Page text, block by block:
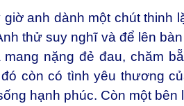
anh dành một chút thinh
thử suy nghĩ và để lên
nặng đẻ đau, chăm
còn có tình yêu thương
hạnh phúc. Còn một bên